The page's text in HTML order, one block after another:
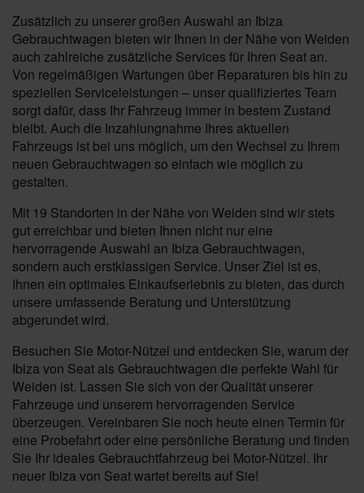
Zusätzlich zu unserer großen Auswahl an Ibiza
Gebrauchtwagen bieten wir Ihnen in der Nähe von Weiden
auch zahlreiche zusätzliche Services für Ihren Seat an.
Von regelmäßigen Wartungen über Reparaturen bis hin zu
speziellen Serviceleistungen – unser qualifiziertes Team
sorgt dafür, dass Ihr Fahrzeug immer in bestem Zustand
bleibt. Auch die Inzahlungnahme Ihres aktuellen
Fahrzeugs ist bei uns möglich, um den Wechsel zu Ihrem
neuen Gebrauchtwagen so einfach wie möglich zu
gestalten.
Mit 19 Standorten in der Nähe von Weiden sind wir stets
gut erreichbar und bieten Ihnen nicht nur eine
hervorragende Auswahl an Ibiza Gebrauchtwagen,
sondern auch erstklassigen Service. Unser Ziel ist es,
Ihnen ein optimales Einkaufserlebnis zu bieten, das durch
unsere umfassende Beratung und Unterstützung
abgerundet wird.
Besuchen Sie Motor-Nützel und entdecken Sie, warum der
Ibiza von Seat als Gebrauchtwagen die perfekte Wahl für
Weiden ist. Lassen Sie sich von der Qualität unserer
Fahrzeuge und unserem hervorragenden Service
überzeugen. Vereinbaren Sie noch heute einen Termin für
eine Probefahrt oder eine persönliche Beratung und finden
Sie Ihr ideales Gebrauchtfahrzeug bei Motor-Nützel. Ihr
neuer Ibiza von Seat wartet bereits auf Sie!